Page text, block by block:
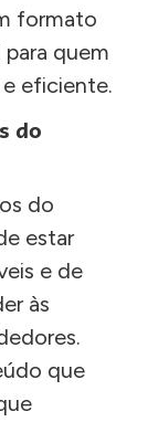
formato
quem
eficiente.
do
do
estar
e de
às
que